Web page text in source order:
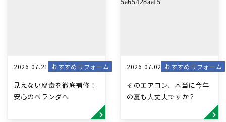
2026.07.21 おすすめリフォーム
見えない腐食を徹底補修！
安心のベランダへ
2026.07.02 おすすめリフォーム
そのエアコン、本当に今年
の夏も大丈夫ですか？